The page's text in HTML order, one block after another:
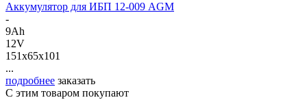
Аккумулятор для ИБП 12-009 AGM
-
9Ah
12V
151x65x101
...
подробнее заказать
С этим товаром покупают